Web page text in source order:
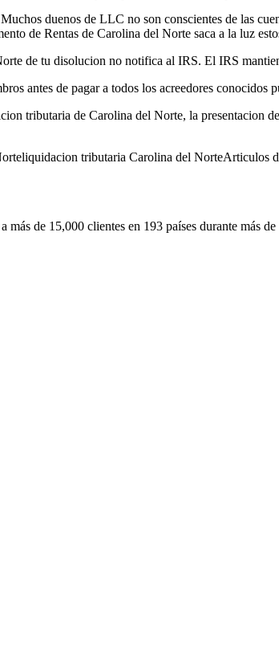
Muchos duenos de LLC no son conscientes de las
de Rentas de Carolina del Norte saca a la luz
de tu disolucion no notifica al IRS. El IRS
antes de pagar a todos los acreedores
tributaria de Carolina del Norte, la presentacion
liquidacion tributaria Carolina del NorteArticulos
de 15,000 clientes en 193 países durante más de